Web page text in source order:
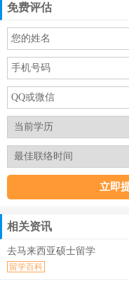
免费评估
相关资讯
去马来西亚硕士留学
留学百科